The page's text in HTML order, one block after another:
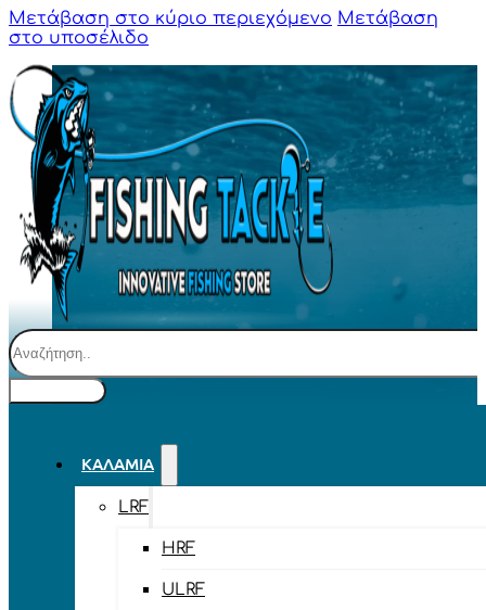
Μετάβαση στο κύριο περιεχόμενο Μετάβαση
στο υποσέλιδο
Αναζήτηση
ΚΑΛΆΜΙΑ
LRF
HRF
ULRF